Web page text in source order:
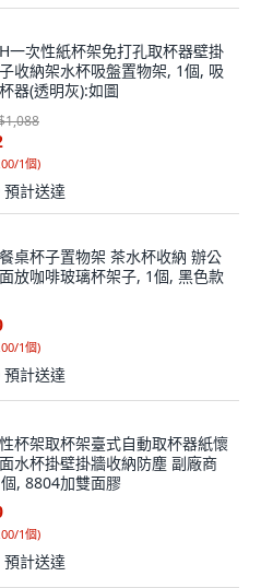
一次性紙杯架免打孔取杯器壁掛
收納架水杯吸盤置物架, 1個, 吸
器(透明灰):如圖
1個)
預計送達
桌杯子置物架 茶水杯收納 辦公
放咖啡玻璃杯架子, 1個, 黑色款
1個)
預計送達
杯架取杯架臺式自動取杯器紙懷
水杯掛壁掛牆收納防塵 副廠商
, 8804加雙面膠
1個)
預計送達